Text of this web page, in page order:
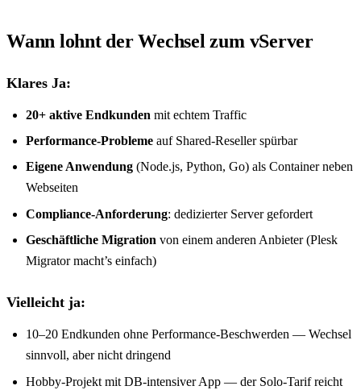
Wann lohnt der Wechsel zum vServer
Klares Ja:
20+ aktive Endkunden mit echtem Traffic
Performance-Probleme auf Shared-Reseller spürbar
Eigene Anwendung (Node.js, Python, Go) als Container neben
Webseiten
Compliance-Anforderung: dedizierter Server gefordert
Geschäftliche Migration von einem anderen Anbieter (Plesk
Migrator macht’s einfach)
Vielleicht ja:
10–20 Endkunden ohne Performance-Beschwerden — Wechsel
sinnvoll, aber nicht dringend
Hobby-Projekt mit DB-intensiver App — der Solo-Tarif reicht